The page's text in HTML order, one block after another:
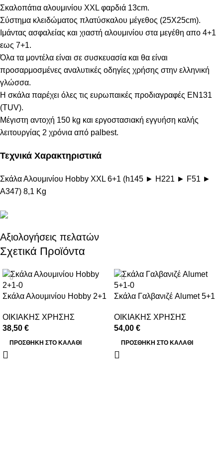
Σκαλοπάτια αλουμινίου ΧΧL φαρδιά 13cm.
Σύστημα κλειδώματος πλατύσκαλου μέγεθος (25Χ25cm).
Iμάντας ασφαλείας και χιαστή αλουμινίου στα μεγέθη απο 4+1
εως 7+1.
Όλα τα μοντέλα είναι σε συσκευασία και θα είναι
προσαρμοσμένες αναλυτικές οδηγίες χρήσης στην ελληνική
γλώσσα.
Η σκάλα παρέχει όλες τις ευρωπαικές προδιαγραφές ΕΝ131
(ΤUV).
Μέγιστη αντοχή 150 kg και εργοστασιακή εγγυήση καλής
λειτουργίας 2 χρόνια από palbest.
Τεχνικά Χαρακτηριστικά
Σκάλα Αλουμινίου Hobby XXL 6+1 (h145 ► H221 ► F51 ►
A347) 8,1 Kg
Αξιολογήσεις πελατών
Σχετικά Προϊόντα
Σκάλα Αλουμινίου Hobby 2+1
ΟΙΚΙΑΚΗΣ ΧΡΗΣΗΣ
38,50 €
ΠΡΟΣΘΉΚΗ ΣΤΟ ΚΑΛΆΘΙ
Σκάλα Γαλβανιζέ Alumet 5+1
ΟΙΚΙΑΚΗΣ ΧΡΗΣΗΣ
54,00 €
ΠΡΟΣΘΉΚΗ ΣΤΟ ΚΑΛΆΘΙ